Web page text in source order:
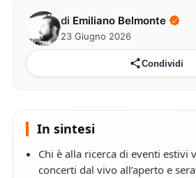
di Emiliano Belmonte
23 Giugno 2026
Condividi
In sintesi
Chi è alla ricerca di eventi estivi
concerti dal vivo all’aperto e